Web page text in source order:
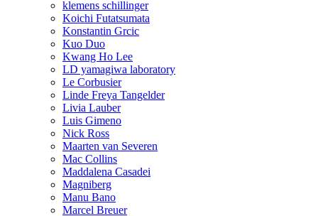
klemens schillinger
Koichi Futatsumata
Konstantin Grcic
Kuo Duo
Kwang Ho Lee
LD yamagiwa laboratory
Le Corbusier
Linde Freya Tangelder
Livia Lauber
Luis Gimeno
Nick Ross
Maarten van Severen
Mac Collins
Maddalena Casadei
Magniberg
Manu Bano
Marcel Breuer